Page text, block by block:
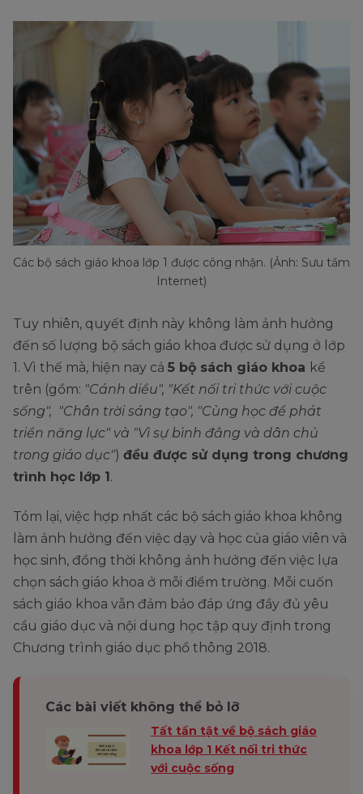
Các bộ sách giáo khoa lớp 1 được công nhận. (Ảnh: Sưu tầm
Internet)
Tuy nhiên, quyết định này không làm ảnh hưởng
đến số lượng bộ sách giáo khoa được sử dụng ở lớp
1. Vì thế mà, hiện nay cả 5 bộ sách giáo khoa kể
trên (gồm: "Cánh diều", "Kết nối tri thức với cuộc
sống", "Chân trời sáng tạo", "Cùng học để phát
triển năng lực" và "Vì sự bình đẳng và dân chủ
trong giáo dục") đều được sử dụng trong chương
trình học lớp 1.
Tóm lại, việc hợp nhất các bộ sách giáo khoa không
làm ảnh hưởng đến việc dạy và học của giáo viên và
học sinh, đồng thời không ảnh hưởng đến việc lựa
chọn sách giáo khoa ở mỗi điểm trường. Mỗi cuốn
sách giáo khoa vẫn đảm bảo đáp ứng đầy đủ yêu
cầu giáo dục và nội dung học tập quy định trong
Chương trình giáo dục phổ thông 2018.
Các bài viết không thể bỏ lỡ
Tất tần tật về bộ sách giáo
khoa lớp 1 Kết nối tri thức
với cuộc sống